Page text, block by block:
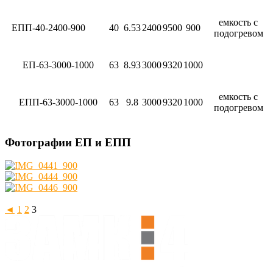
ЕПП-40-2400-900 40 6.5324009500 900
емкость с
подогревом
ЕП-63-3000-1000 63 8.93300093201000
ЕПП-63-3000-1000 63 9.8 300093201000
емкость с
подогревом
Фотографии ЕП и ЕПП
◄ 1 2 3